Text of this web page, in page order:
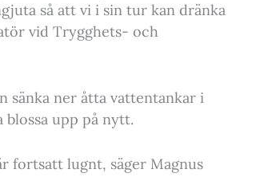
så att vi i sin tur kan dränka
vid Trygghets- och
sänka ner åtta vattentankar i
upp på nytt.
fortsatt lugnt, säger Magnus